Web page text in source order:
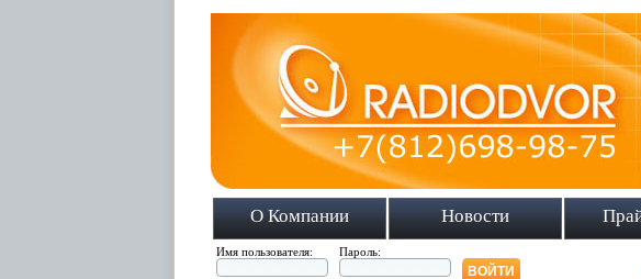
О Компании Новости
Имя пользователя: Пароль: